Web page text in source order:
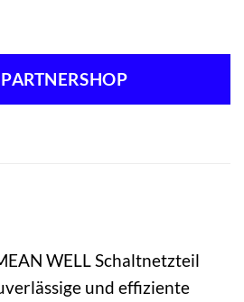
WELL Schaltnetzteil
und effiziente